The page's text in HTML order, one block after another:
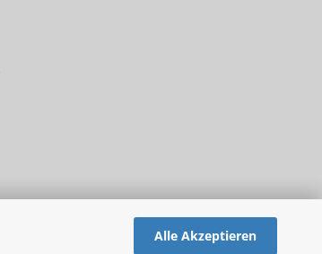
Alle Akzeptieren